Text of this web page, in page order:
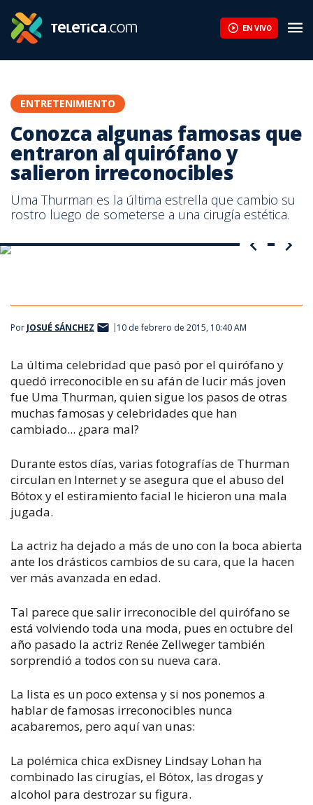
EN VIVO
ENTRETENIMIENTO
Conozca algunas famosas que
entraron al quirófano y
salieron irreconocibles
Uma Thurman es la última estrella que cambio su
rostro luego de someterse a una cirugía estética.
diseñadora.
Renée Zellweger , fotografía antes y después de la cirugía. AFP.
Por JOSUÉ SÁNCHEZ 10 de febrero de 2015, 10:40 AM
La última celebridad que pasó por el quirófano y
quedó irreconocible en su afán de lucir más joven
fue Uma Thurman, quien sigue los pasos de otras
muchas famosas y celebridades que han
cambiado... ¿para mal?
Durante estos días, varias fotografías de Thurman
circulan en Internet y se asegura que el abuso del
Bótox y el estiramiento facial le hicieron una mala
jugada.
La actriz ha dejado a más de uno con la boca abierta
ante los drásticos cambios de su cara, que la hacen
ver más avanzada en edad.
Tal parece que salir irreconocible del quirófano se
está volviendo toda una moda, pues en octubre del
año pasado la actriz Renée Zellweger también
sorprendió a todos con su nueva cara.
La lista es un poco extensa y si nos ponemos a
hablar de famosas irreconocibles nunca
acabaremos, pero aquí van unas:
La polémica chica exDisney Lindsay Lohan ha
combinado las cirugías, el Bótox, las drogas y
alcohol para destrozar su figura.